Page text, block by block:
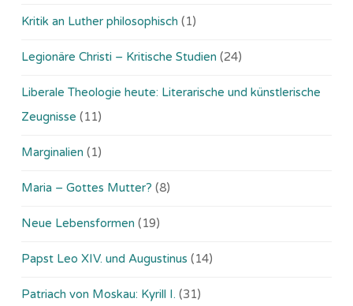
Kritik an Luther philosophisch (1)
Legionäre Christi – Kritische Studien (24)
Liberale Theologie heute: Literarische und künstlerische
Zeugnisse (11)
Marginalien (1)
Maria – Gottes Mutter? (8)
Neue Lebensformen (19)
Papst Leo XIV. und Augustinus (14)
Patriach von Moskau: Kyrill I. (31)